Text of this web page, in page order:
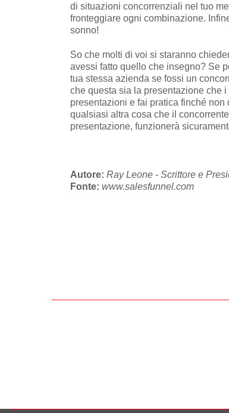
di situazioni concorrenziali nel tuo
fronteggiare ogni combinazione.
sonno!
So che molti di voi si staranno
avessi fatto quello che insegno? Se
tua stessa azienda se fossi un
che questa sia la presentazione che
presentazioni e fai pratica finché
qualsiasi altra cosa che il
presentazione, funzionerà
Autore: Ray Leone - Scrittore e
Fonte: www.salesfunnel.com